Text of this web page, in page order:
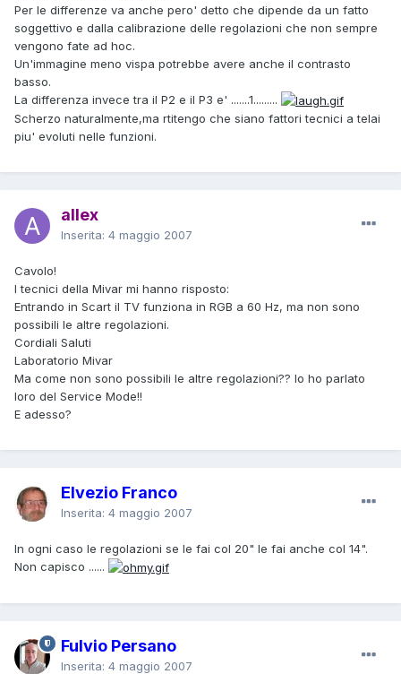
Per le differenze va anche pero' detto che dipende da un fatto
soggettivo e dalla calibrazione delle regolazioni che non sempre
vengono fate ad hoc.
Un'immagine meno vispa potrebbe avere anche il contrasto
basso.
La differenza invece tra il P2 e il P3 e' .......1.........
Scherzo naturalmente,ma rtitengo che siano fattori tecnici a telai
piu' evoluti nelle funzioni.
allex
Inserita: 4 maggio 2007
Cavolo!
I tecnici della Mivar mi hanno risposto:
Entrando in Scart il TV funziona in RGB a 60 Hz, ma non sono
possibili le altre regolazioni.
Cordiali Saluti
Laboratorio Mivar
Ma come non sono possibili le altre regolazioni?? Io ho parlato
loro del Service Mode!!
E adesso?
Elvezio Franco
Inserita: 4 maggio 2007
In ogni caso le regolazioni se le fai col 20" le fai anche col 14".
Non capisco ......
Fulvio Persano
Inserita: 4 maggio 2007